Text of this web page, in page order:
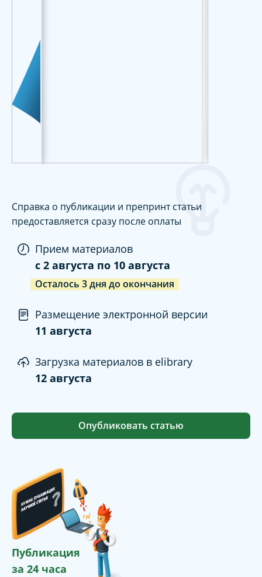
Справка о публикации и препринт статьи
предоставляется сразу после оплаты
Прием материалов
c 2 августа по 10 августа
Осталось 3дня до окончания
Размещение электронной версии
11 августа
Загрузка материалов в elibrary
12 августа
Опубликовать статью
Публикация
за 24 часа